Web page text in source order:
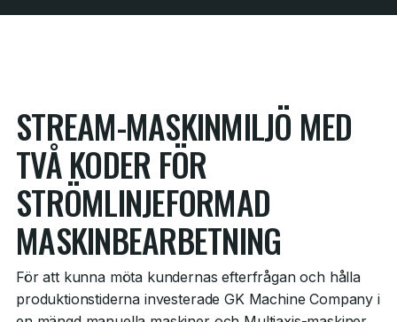
STREAM-MASKINMILJÖ MED
TVÅ KODER FÖR
STRÖMLINJEFORMAD
MASKINBEARBETNING
För att kunna möta kundernas efterfrågan och hålla
produktionstiderna investerade GK Machine Company i